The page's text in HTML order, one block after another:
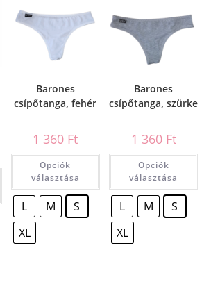
Barones
csípőtanga, fehér
1 360 Ft
Opciók
választása
L M
S
XL
Barones
csípőtanga, szürke
1 360 Ft
Opciók
választása
L M
S
XL